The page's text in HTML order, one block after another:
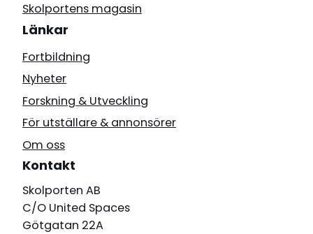
Skolportens magasin
Länkar
Fortbildning
Nyheter
Forskning & Utveckling
För utställare & annonsörer
Om oss
Kontakt
Skolporten AB
C/O United Spaces
Götgatan 22A